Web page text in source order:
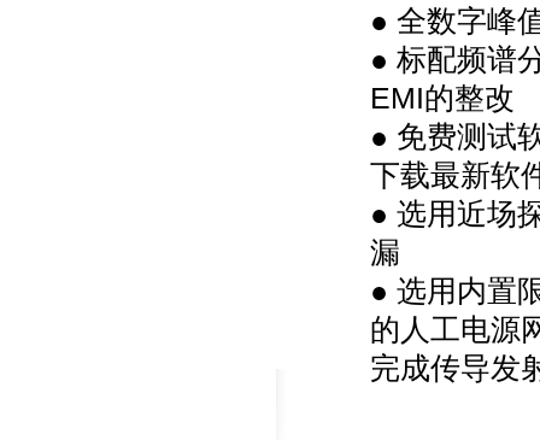
● 全数字峰
● 标配频谱
EMI的整改
● 免费测试
下载最新软
● 选用近场
漏
● 选用内置
的人工电源
完成传导发